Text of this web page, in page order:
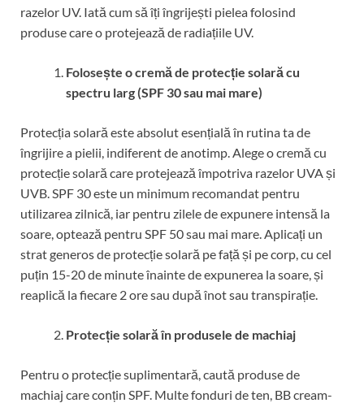
razelor UV. Iată cum să îți îngrijești pielea folosind
produse care o protejează de radiațiile UV.
Folosește o cremă de protecție solară cu
spectru larg (SPF 30 sau mai mare)
Protecția solară este absolut esențială în rutina ta de
îngrijire a pielii, indiferent de anotimp. Alege o cremă cu
protecție solară care protejează împotriva razelor UVA și
UVB. SPF 30 este un minimum recomandat pentru
utilizarea zilnică, iar pentru zilele de expunere intensă la
soare, optează pentru SPF 50 sau mai mare. Aplicați un
strat generos de protecție solară pe față și pe corp, cu cel
puțin 15-20 de minute înainte de expunerea la soare, și
reaplică la fiecare 2 ore sau după înot sau transpirație.
Protecție solară în produsele de machiaj
Pentru o protecție suplimentară, caută produse de
machiaj care conțin SPF. Multe fonduri de ten, BB cream-